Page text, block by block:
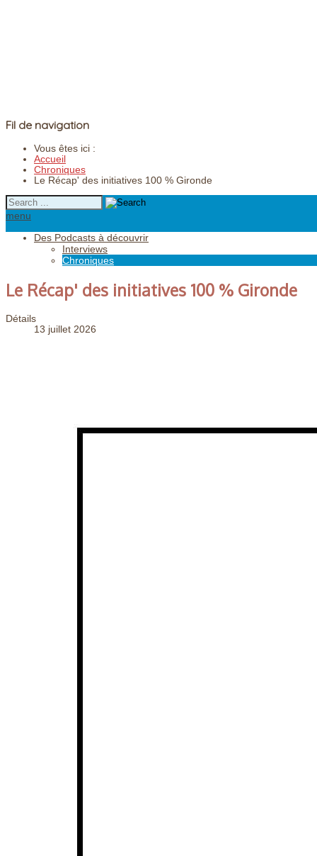
Fil de navigation
Vous êtes ici :
Accueil
Chroniques
Le Récap' des initiatives 100 % Gironde
menu
Des Podcasts à découvrir
Interviews
Chroniques
Le Récap' des initiatives 100 % Gironde
Détails
13 juillet 2026